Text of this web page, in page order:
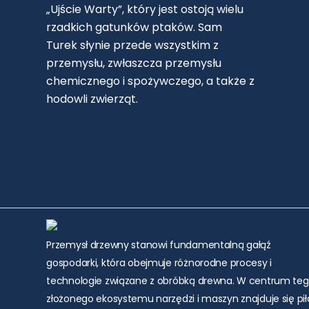
„Ujście Warty”, który jest ostoją wielu
rzadkich gatunków ptaków. Sam
Turek słynie przede wszystkim z
przemysłu, zwłaszcza przemysłu
chemicznego i spożywczego, a także z
hodowli zwierząt.
Przemysł drzewny stanowi fundamentalną gałąź
gospodarki, która obejmuje różnorodne procesy i
technologie związane z obróbką drewna. W centrum
złożonego ekosystemu narzędzi i maszyn znajduje się